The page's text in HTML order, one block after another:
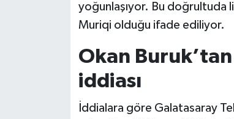
yoğunlaşıyor. Bu doğrultuda
Muriqi olduğu ifade ediliyor.
Okan
iddiası
İddialara göre Galatasaray